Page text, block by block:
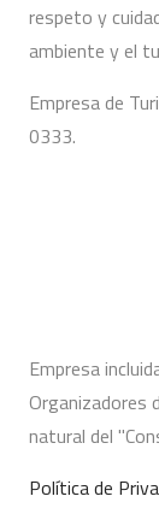
respeto y
ambiente y el
Empresa de
0333.
Empresa
Organizadores
natural del
Política de